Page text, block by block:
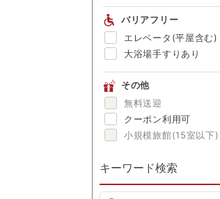
渓流眺望
にごり湯
美肌の湯
バリアフリー
エレベータ(平屋含む)
大浴場手すりあり
その他
無料送迎
クーポン利用可
小規模旅館(15室以下)
キーワード検索